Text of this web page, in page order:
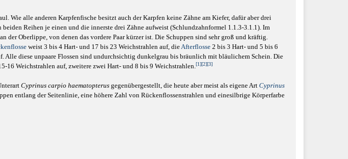
Wie alle anderen Karpfenfische besitzt auch der Karpfen keine Zähne am Kiefer, dafür aber drei
beiden Reihen je einen und die innerste drei Zähne aufweist (Schlundzahnformel 1.1.3-3.1.1). Im
der Oberlippe, von denen das vordere Paar kürzer ist. Die Schuppen sind sehr groß und kräftig.
weist 3 bis 4 Hart- und 17 bis 23 Weichstrahlen auf, die Afterflosse 2 bis 3 Hart- und 5 bis 6
Alle diese unpaare Flossen sind undurchsichtig dunkelgrau bis bräunlich mit bläulichem Schein. Die
16 Weichstrahlen auf, zweitere zwei Hart- und 8 bis 9 Weichstrahlen. [1][2][3]
Cyprinus carpio haematopterus gegenübergestellt, die heute aber meist als eigene Art Cyprinus
entlang der Seitenlinie, eine höhere Zahl von Rückenflossenstrahlen und einesilbrige Körperfarbe